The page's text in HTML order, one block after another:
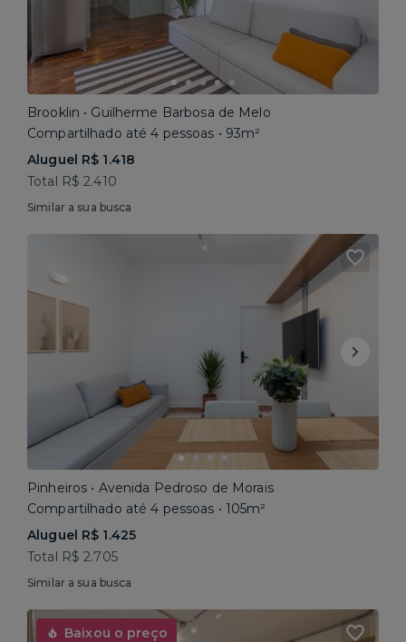
Brooklin • Guilherme Barbosa de Melo
Compartilhado até 4 pessoas • 93m²
Aluguel R$ 1.418
Total R$ 2.410
Similar a sua busca
Pinheiros • Avenida Pedroso de Morais
Compartilhado até 4 pessoas • 105m²
Aluguel R$ 1.425
Total R$ 2.705
Similar a sua busca
Baixou o preço